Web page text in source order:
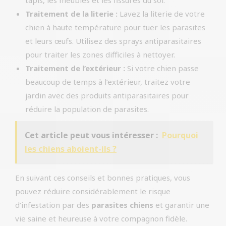
Traitement de la literie : Lavez la literie de votre
chien à haute température pour tuer les parasites
et leurs œufs. Utilisez des sprays antiparasitaires
pour traiter les zones difficiles à nettoyer.
Traitement de l’extérieur : Si votre chien passe
beaucoup de temps à l’extérieur, traitez votre
jardin avec des produits antiparasitaires pour
réduire la population de parasites.
Cet article peut vous intéresser : Pourquoi
les chiens aboient-ils ?
En suivant ces conseils et bonnes pratiques, vous
pouvez réduire considérablement le risque
d’infestation par des parasites chiens et garantir une
vie saine et heureuse à votre compagnon fidèle.